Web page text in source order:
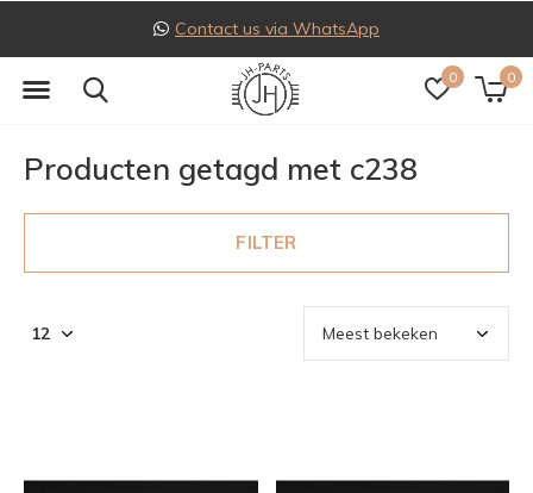
0 0
Contact us via WhatsApp
Producten getagd met c238
FILTER